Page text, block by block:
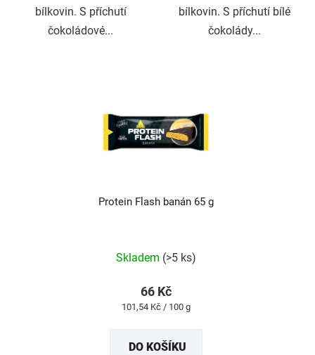
bílkovin. S příchutí
čokoládové...
bílkovin. S příchutí bílé
čokolády...
Protein Flash banán 65 g
produktu
hvězdiček.
Skladem (>5 ks)
66 Kč
Měrná
101,54 Kč / 100 g
DO KOŠÍKU